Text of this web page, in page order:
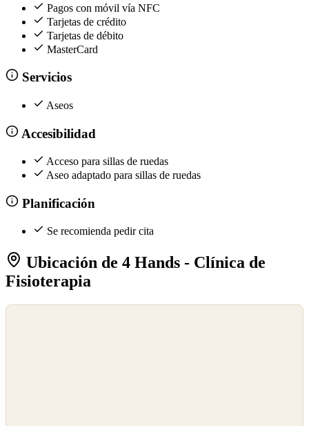
Pagos con móvil vía NFC
Tarjetas de crédito
Tarjetas de débito
MasterCard
Servicios
Aseos
Accesibilidad
Acceso para sillas de ruedas
Aseo adaptado para sillas de ruedas
Planificación
Se recomienda pedir cita
Ubicación de 4 Hands - Clínica de
Fisioterapia